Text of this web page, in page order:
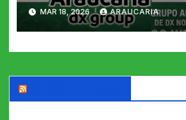
MAR 18, 2026 ARAUCARIA